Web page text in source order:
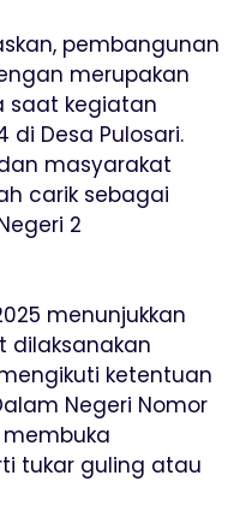
pembangunan
merupakan
saat kegiatan
di Desa Pulosari.
masyarakat
carik sebagai
2
menunjukkan
dilaksanakan
ketentuan
Negeri Nomor
tukar guling atau